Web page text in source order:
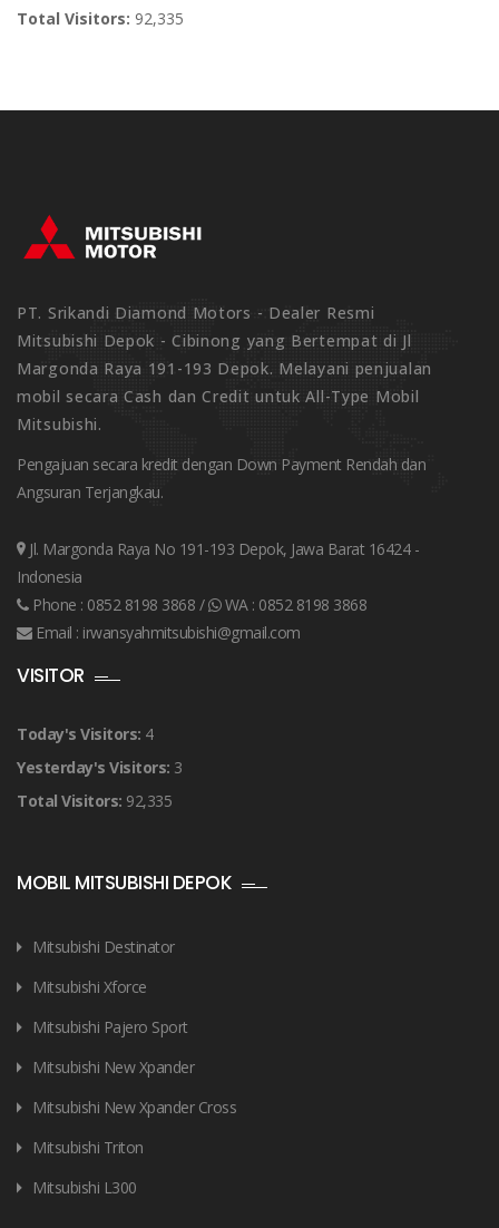
Total Visitors: 92,335
PT. Srikandi Diamond Motors - Dealer Resmi
Mitsubishi Depok - Cibinong yang Bertempat di Jl
Margonda Raya 191-193 Depok. Melayani penjualan
mobil secara Cash dan Credit untuk All-Type Mobil
Mitsubishi.
Pengajuan secara kredit dengan Down Payment Rendah dan
Angsuran Terjangkau.
Jl. Margonda Raya No 191-193 Depok, Jawa Barat 16424 -
Indonesia
Phone : 0852 8198 3868 / WA : 0852 8198 3868
Email : irwansyahmitsubishi@gmail.com
VISITOR
Today's Visitors: 4
Yesterday's Visitors: 3
Total Visitors: 92,335
MOBIL MITSUBISHI DEPOK
Mitsubishi Destinator
Mitsubishi Xforce
Mitsubishi Pajero Sport
Mitsubishi New Xpander
Mitsubishi New Xpander Cross
Mitsubishi Triton
Mitsubishi L300